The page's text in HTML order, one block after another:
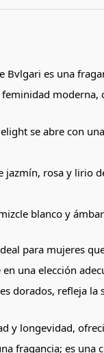
Bvlgari es una
feminidad
se abre con
jazmín, rosa y lirio
blanco y
para mujeres
una elección
dorados, refleja
y longevidad,
fragancia; es